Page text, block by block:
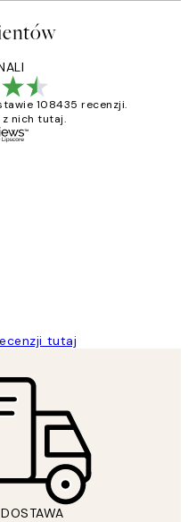
108435 recenzji.
nich tutaj.
tutaj